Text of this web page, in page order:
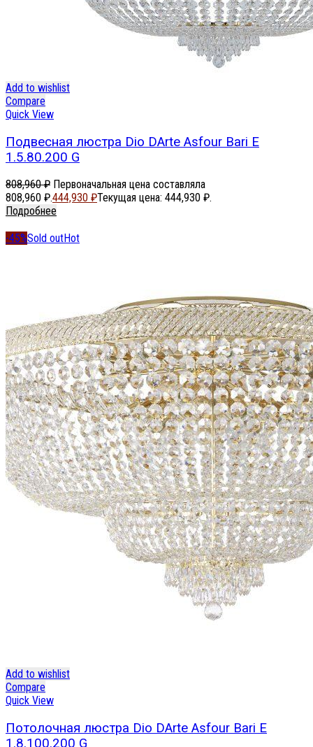
Add to wishlist
Compare
Quick View
Подвесная люстра Dio DArte Asfour Bari E
1.5.80.200 G
808,960₽ Первоначальная цена составляла
808,960 ₽.444,930 ₽Текущая цена: 444,930 ₽.
Подробнее
-45%Sold outHot
Add to wishlist
Compare
Quick View
Потолочная люстра Dio DArte Asfour Bari E
1.8.100.200 G